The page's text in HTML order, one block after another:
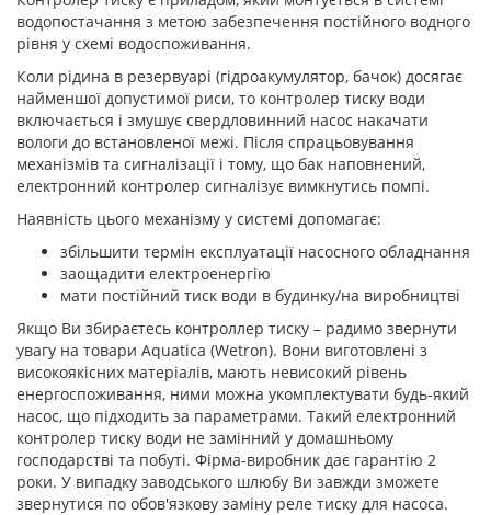
водопостачання з метою забезпечення постійного водного
рівня у схемі водоспоживання.
Коли рідина в резервуарі (гідроакумулятор, бачок) досягає
найменшої допустимої риси, то контролер тиску води
включається і змушує свердловинний насос накачати
вологи до встановленої межі. Після спрацьовування
механізмів та сигналізації і тому, що бак наповнений,
електронний контролер сигналізує вимкнутись помпі.
Наявність цього механізму у системі допомагає:
збільшити термін експлуатації насосного обладнання
заощадити електроенергію
мати постійний тиск води в будинку/на виробництві
Якщо Ви збираєтесь контроллер тиску – радимо звернути
увагу на товари Aquatica (Wetron). Вони виготовлені з
високоякісних матеріалів, мають невисокий рівень
енергоспоживання, ними можна укомплектувати будь-який
насос, що підходить за параметрами. Такий електронний
контролер тиску води не замінний у домашньому
господарстві та побуті. Фірма-виробник дає гарантію 2
роки. У випадку заводського шлюбу Ви завжди зможете
звернутися по обов'язкову заміну реле тиску для насоса.